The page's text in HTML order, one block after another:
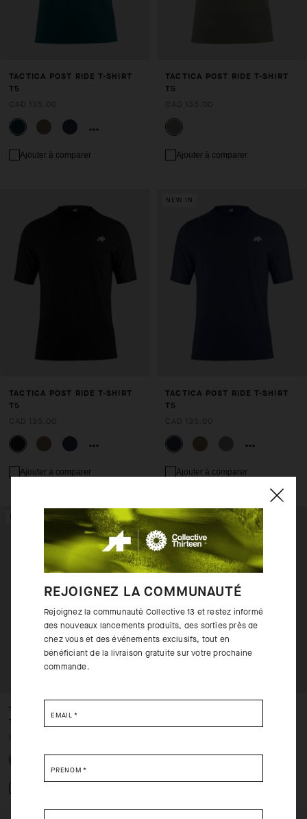
TACTICA POST RIDE T-SHIRT
T5
Ajouter à comparer
TACTICA POST RIDE T-SHIRT
T5
Ajouter à comparer
TACTICA POST RIDE T-SHIRT
T5
Ajouter à comparer
NEW IN
TACTICA POST RIDE T-SHIRT
T5
Ajouter à comparer
NEW IN
TACTICA POST RIDE T-SHIRT
T5
REJOIGNEZ LA COMMUNAUTÉ
Rejoignez la communauté Collective 13 et restez informé
des nouveaux lancements produits, des sorties près de
chez vous et des événements exclusifs, tout en
bénéficiant de la livraison gratuite sur votre prochaine
commande.
EMAIL *
PRÉNOM *